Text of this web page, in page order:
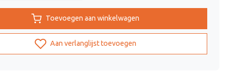
Toevoegen aan winkelwagen
Aan verlanglijst toevoegen